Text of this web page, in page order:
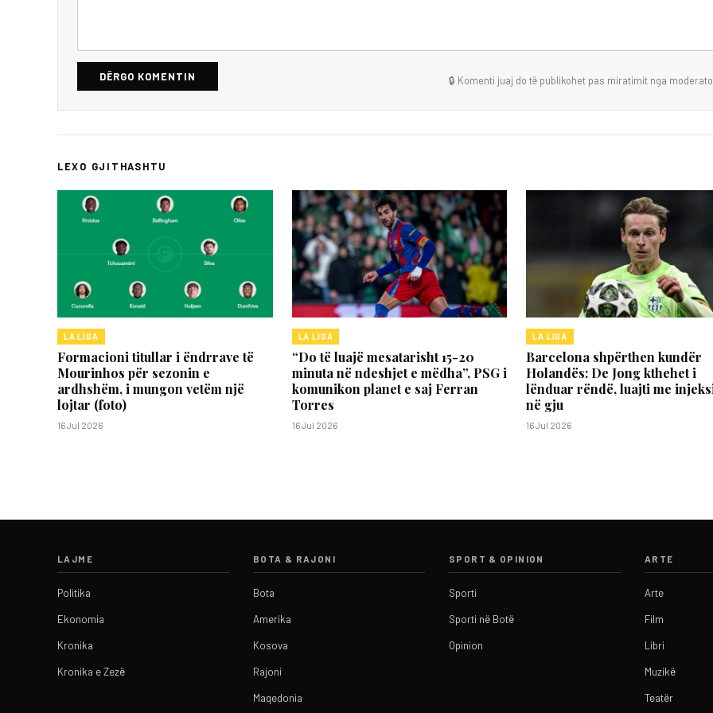
DËRGO KOMENTIN 🔒 Komenti juaj do të publikohet pas miratimit nga
LEXO GJITHASHTU
LA LIGA
Formacioni titullar i ëndrrave të
Mourinhos për sezonin e
ardhshëm, i mungon vetëm një
lojtar (foto)
16 Jul 2026
LA LIGA
“Do të luajë mesatarisht 15-20
minuta në ndeshjet e mëdha”, PSG i
komunikon planet e saj Ferran
Torres
16 Jul 2026
LA LIGA
Barcelona shpërthen kundër
Holandës: De Jong kthehet i
lënduar rëndë, luajti me
në gju
16 Jul 2026
LAJME
Politika
Ekonomia
Kronika
Kronika e Zezë
BOTA & RAJONI
Bota
Amerika
Kosova
Rajoni
Maqedonia
SPORT & OPINION
Sporti
Sporti në Botë
Opinion
ARTE
Arte
Film
Libri
Muzikë
Teatër